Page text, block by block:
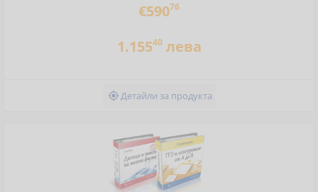
€59076
1.15540лева
Детайли за продукта